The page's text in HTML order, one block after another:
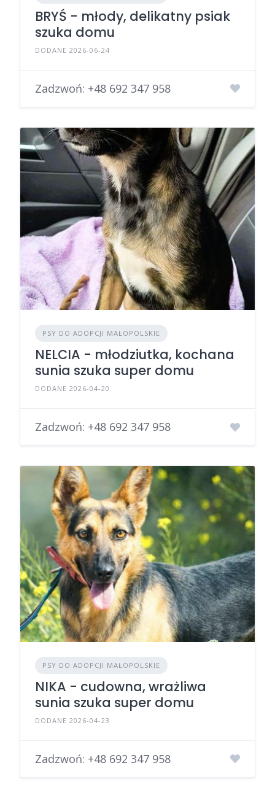
BRYŚ - młody, delikatny psiak
szuka domu
DODANE 2026-06-24
Zadzwoń: +48 692 347 958
PSY DO ADOPCJI MAŁOPOLSKIE
NELCIA - młodziutka, kochana
sunia szuka super domu
DODANE 2026-04-20
Zadzwoń: +48 692 347 958
PSY DO ADOPCJI MAŁOPOLSKIE
NIKA - cudowna, wrażliwa
sunia szuka super domu
DODANE 2026-04-23
Zadzwoń: +48 692 347 958